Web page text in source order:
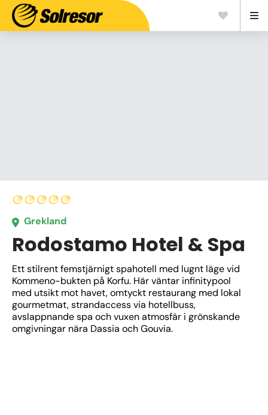
Grekland
Rodostamo Hotel & Spa
Ett stilrent femstjärnigt spahotell med lugnt läge vid
Kommeno-bukten på Korfu. Här väntar infinitypool
med utsikt mot havet, omtyckt restaurang med lokal
gourmetmat, strandaccess via hotellbuss,
avslappnande spa och vuxen atmosfär i grönskande
omgivningar nära Dassia och Gouvia.